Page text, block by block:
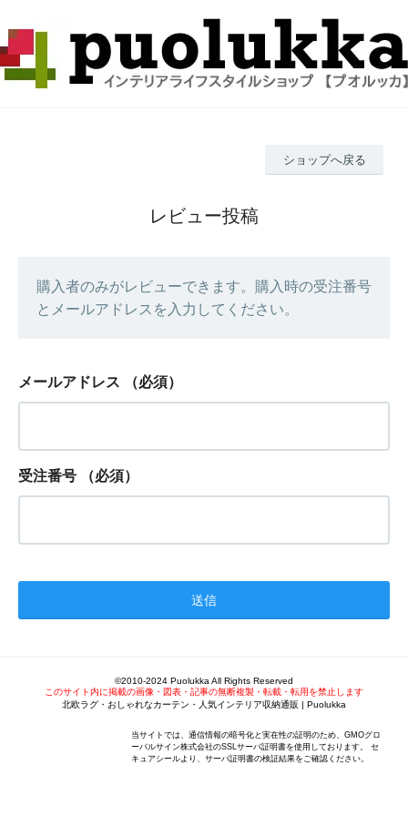
ショップへ戻る
レビュー投稿
購入者のみがレビューできます。購入時の受注番号
とメールアドレスを入力してください。
メールアドレス （必須）
受注番号 （必須）
©2010-2024 Puolukka All Rights Reserved
このサイト内に掲載の画像・図表・記事の無断複製・転載・転用を禁止します
北欧ラグ・おしゃれなカーテン・人気インテリア収納通販 | Puolukka
当サイトでは、通信情報の暗号化と実在性の証明のため、GMOグロ
ーバルサイン株式会社のSSLサーバ証明書を使用しております。 セ
キュアシールより、サーバ証明書の検証結果をご確認ください。